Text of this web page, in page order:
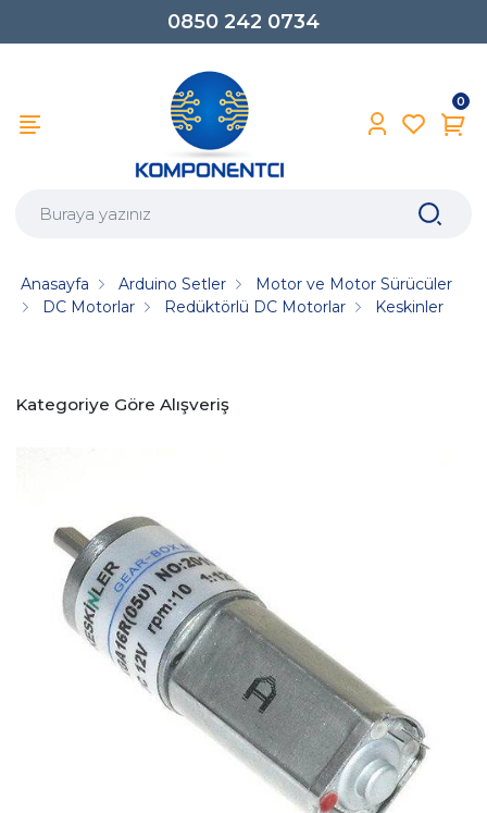
0850 242 0734
0
Anasayfa Arduino Setler
Motor ve Motor Sürücüler
DC Motorlar
Redüktörlü DC Motorlar Keskinler
Kategoriye Göre Alışveriş